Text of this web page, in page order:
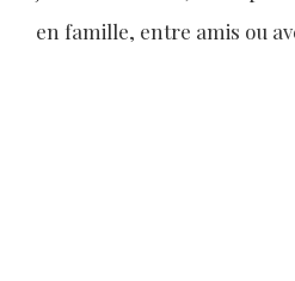
en famille, entre amis ou